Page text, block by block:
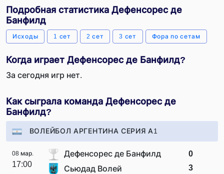
Подробная статистика Дефенсорес де
Банфилд
Исходы 1 сет 2 сет 3 сет Фора по сетам
Когда играет Дефенсорес де Банфилд?
За сегодня игр нет.
Как сыграла команда Дефенсорес де
Банфилд?
ВОЛЕЙБОЛ АРГЕНТИНА СЕРИЯ А1
08 мар.
17:00
Дефенсорес де Банфилд
Сьюдад Волей
0
3